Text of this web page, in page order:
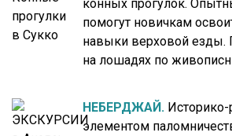
конных прогулок.
помогут новичкам
навыки верховой езды.
на лошадях по
НЕБЕРДЖАЙ.
элементом